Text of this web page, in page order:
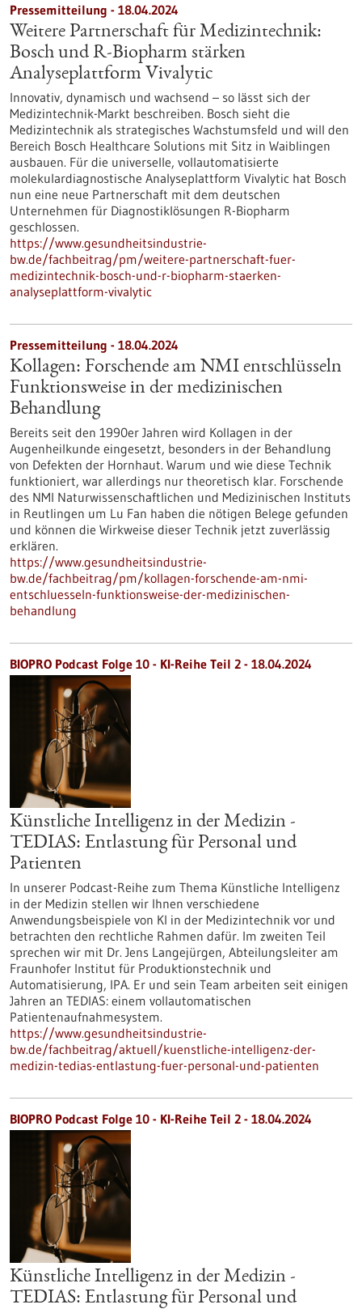
Pressemitteilung - 18.04.2024
Weitere Partnerschaft für Medizintechnik:
Bosch und R-Biopharm stärken
Analyseplattform Vivalytic
Innovativ, dynamisch und wachsend – so lässt sich der
Medizintechnik-Markt beschreiben. Bosch sieht die
Medizintechnik als strategisches Wachstumsfeld und will den
Bereich Bosch Healthcare Solutions mit Sitz in Waiblingen
ausbauen. Für die universelle, vollautomatisierte
molekulardiagnostische Analyseplattform Vivalytic hat Bosch
nun eine neue Partnerschaft mit dem deutschen
Unternehmen für Diagnostiklösungen R-Biopharm
geschlossen.
https://www.gesundheitsindustrie-
bw.de/fachbeitrag/pm/weitere-partnerschaft-fuer-
medizintechnik-bosch-und-r-biopharm-staerken-
analyseplattform-vivalytic
Pressemitteilung - 18.04.2024
Kollagen: Forschende am NMI entschlüsseln
Funktionsweise in der medizinischen
Behandlung
Bereits seit den 1990er Jahren wird Kollagen in der
Augenheilkunde eingesetzt, besonders in der Behandlung
von Defekten der Hornhaut. Warum und wie diese Technik
funktioniert, war allerdings nur theoretisch klar. Forschende
des NMI Naturwissenschaftlichen und Medizinischen Instituts
in Reutlingen um Lu Fan haben die nötigen Belege gefunden
und können die Wirkweise dieser Technik jetzt zuverlässig
erklären.
https://www.gesundheitsindustrie-
bw.de/fachbeitrag/pm/kollagen-forschende-am-nmi-
entschluesseln-funktionsweise-der-medizinischen-
behandlung
BIOPRO Podcast Folge 10 - KI-Reihe Teil 2 - 18.04.2024
Künstliche Intelligenz in der Medizin -
TEDIAS: Entlastung für Personal und
Patienten
In unserer Podcast-Reihe zum Thema Künstliche Intelligenz
in der Medizin stellen wir Ihnen verschiedene
Anwendungsbeispiele von KI in der Medizintechnik vor und
betrachten den rechtliche Rahmen dafür. Im zweiten Teil
sprechen wir mit Dr. Jens Langejürgen, Abteilungsleiter am
Fraunhofer Institut für Produktionstechnik und
Automatisierung, IPA. Er und sein Team arbeiten seit einigen
Jahren an TEDIAS: einem vollautomatischen
Patientenaufnahmesystem.
https://www.gesundheitsindustrie-
bw.de/fachbeitrag/aktuell/kuenstliche-intelligenz-der-
medizin-tedias-entlastung-fuer-personal-und-patienten
BIOPRO Podcast Folge 10 - KI-Reihe Teil 2 - 18.04.2024
Künstliche Intelligenz in der Medizin -
TEDIAS: Entlastung für Personal und